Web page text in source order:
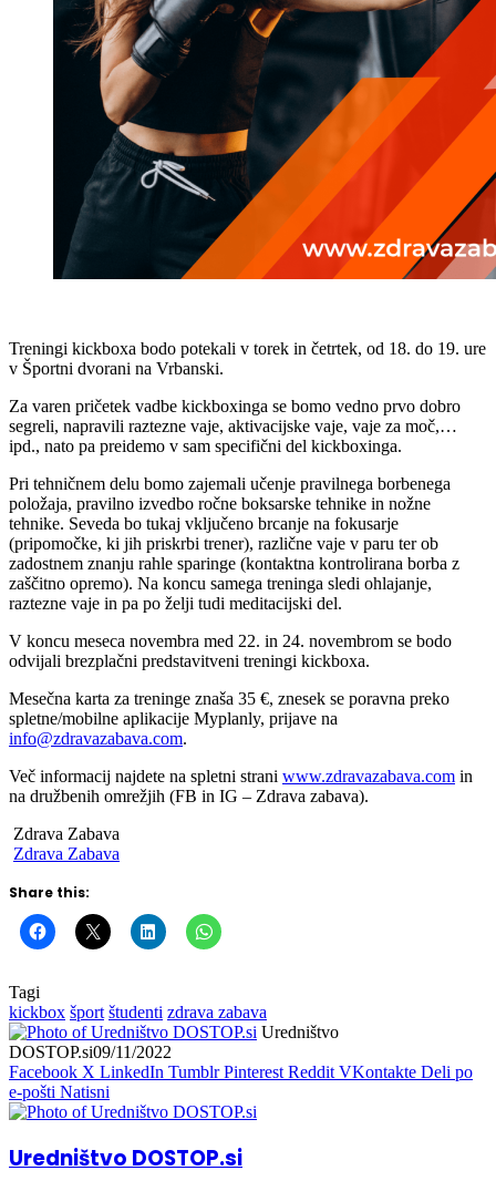
Treningi kickboxa bodo potekali v torek in četrtek, od 18. do 19. ure
v Športni dvorani na Vrbanski.
Za varen pričetek vadbe kickboxinga se bomo vedno prvo dobro
segreli, napravili raztezne vaje, aktivacijske vaje, vaje za moč,…
ipd., nato pa preidemo v sam specifični del kickboxinga.
Pri tehničnem delu bomo zajemali učenje pravilnega borbenega
položaja, pravilno izvedbo ročne boksarske tehnike in nožne
tehnike. Seveda bo tukaj vključeno brcanje na fokusarje
(pripomočke, ki jih priskrbi trener), različne vaje v paru ter ob
zadostnem znanju rahle sparinge (kontaktna kontrolirana borba z
zaščitno opremo). Na koncu samega treninga sledi ohlajanje,
raztezne vaje in pa po želji tudi meditacijski del.
V koncu meseca novembra med 22. in 24. novembrom se bodo
odvijali brezplačni predstavitveni treningi kickboxa.
Mesečna karta za treninge znaša 35 €, znesek se poravna preko
spletne/mobilne aplikacije Myplanly, prijave na
info@zdravazabava.com.
Več informacij najdete na spletni strani www.zdravazabava.com in
na družbenih omrežjih (FB in IG – Zdrava zabava).
Zdrava Zabava
Zdrava Zabava
Share this:
Tagi
kickbox šport študenti zdrava zabava
Uredništvo
DOSTOP.si09/11/2022
Facebook X LinkedIn Tumblr Pinterest Reddit VKontakte Deli po
e-pošti Natisni
Uredništvo DOSTOP.si